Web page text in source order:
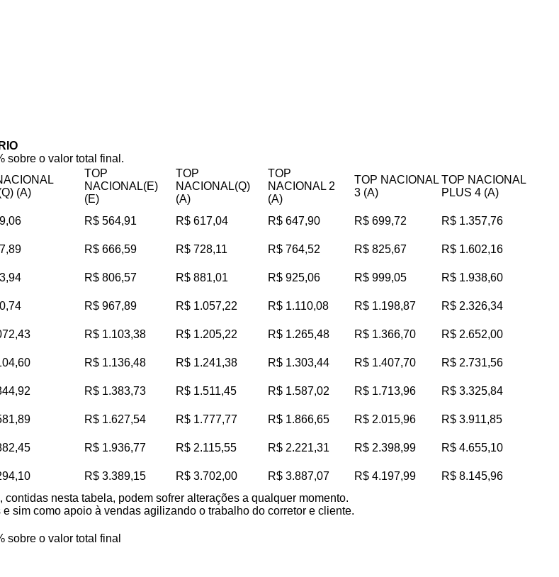
sobre o valor total final.
(A)
TOP
NACIONAL(E)
(E)
TOP
NACIONAL(Q)
(A)
TOP
NACIONAL 2
(A)
TOP NACIONAL
3 (A)
TOP NACIONAL
PLUS 4 (A)
R$ 564,91 R$ 617,04 R$ 647,90 R$ 699,72
R$ 1.357,76
R$ 666,59 R$ 728,11 R$ 764,52 R$ 825,67
R$ 1.602,16
R$ 806,57 R$ 881,01 R$ 925,06 R$ 999,05
R$ 1.938,60
R$ 967,89 R$ 1.057,22 R$ 1.110,08 R$ 1.198,87
R$ 2.326,34
R$ 1.103,38 R$ 1.205,22 R$ 1.265,48 R$ 1.366,70
R$ 2.652,00
R$ 1.136,48 R$ 1.241,38 R$ 1.303,44 R$ 1.407,70
R$ 2.731,56
R$ 1.383,73 R$ 1.511,45 R$ 1.587,02 R$ 1.713,96
R$ 3.325,84
R$ 1.627,54 R$ 1.777,77 R$ 1.866,65 R$ 2.015,96
R$ 3.911,85
R$ 1.936,77 R$ 2.115,55 R$ 2.221,31 R$ 2.398,99
R$ 4.655,10
R$ 3.389,15 R$ 3.702,00 R$ 3.887,07 R$ 4.197,99
R$ 8.145,96
nesta tabela, podem sofrer alterações a qualquer momento.
sim como apoio à vendas agilizando o trabalho do corretor e cliente.
sobre o valor total final